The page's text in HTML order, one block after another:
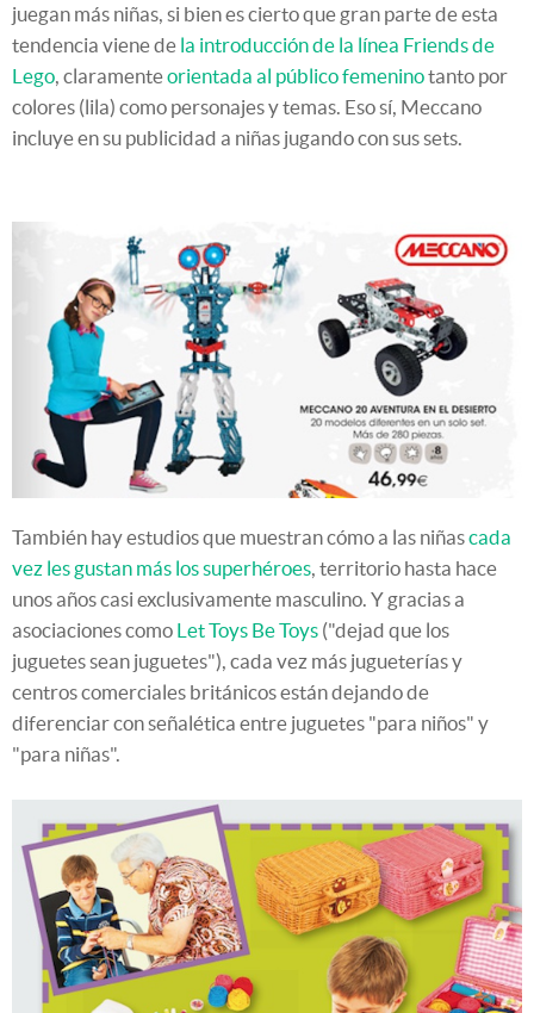
juegan más niñas, si bien es cierto que gran parte de esta
tendencia viene de la introducción de la línea Friends de
Lego, claramenteorientada al público femeninotanto por
colores (lila) como personajes y temas. Eso sí, Meccano
incluye en su publicidad a niñas jugando con sus sets.
También hay estudios que muestran cómo a las niñascada
vez les gustan más los superhéroes, territorio hasta hace
unos años casi exclusivamente masculino. Y gracias a
asociaciones como Let Toys Be Toys ("dejad que los
juguetes sean juguetes"), cada vez más jugueterías y
centros comerciales británicos están dejando de
diferenciar con señalética entre juguetes "para niños" y
"para niñas".